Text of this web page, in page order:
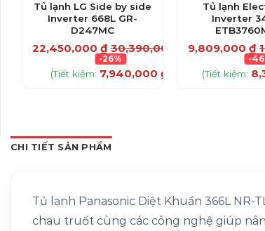
Tủ lạnh LG Side by side
Inverter 668L GR-
D247MC
22,450,000 ₫ 30,390,000
-26%
(Tiết kiệm: 7,940,000₫
Tủ lạnh
Inverter
9,809,000 ₫
-
(Tiết kiệm:
CHI TIẾT SẢN PHẨM
Tủ lạnh Panasonic Diệt Khuẩn 366L NR-
chau truốt cùng các công nghệ giúp